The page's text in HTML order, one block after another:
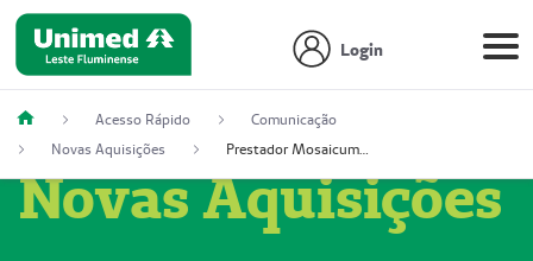
Login
Acesso Rápido
Comunicação
Novas Aquisições
Prestador Mosaicum Espaço Clínico Eireli (51004355-5)
Novas Aquisições